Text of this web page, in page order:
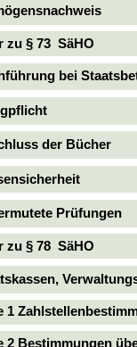
zu § 73 SäHO
bei
der Bücher
Prüfungen
zu § 78 SäHO
1
2 Bestimmungen